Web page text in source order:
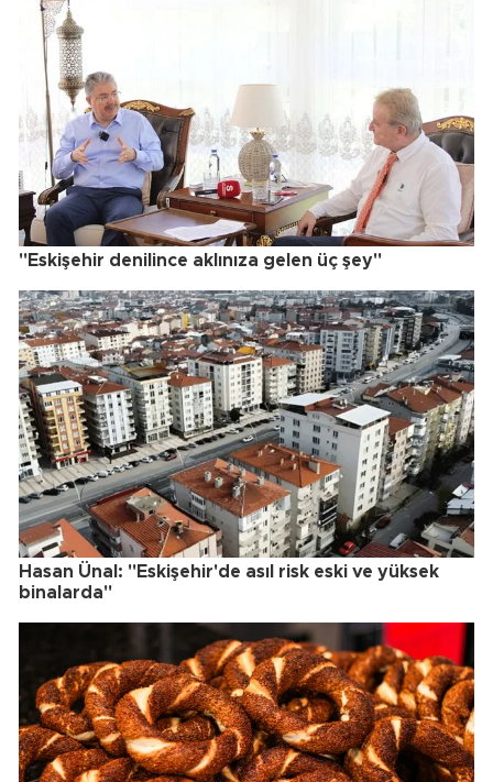
"Eskişehir denilince aklınıza gelen üç şey"
Hasan Ünal: "Eskişehir'de asıl risk eski ve yüksek
binalarda"